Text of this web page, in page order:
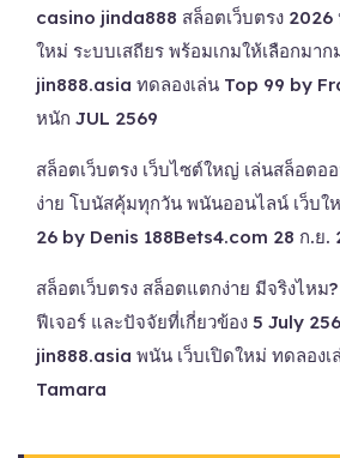
casino jinda888 สล็อตเว็บตรง 2026
ใหม่ ระบบเสถียร พร้อมเกมให้เลือกมา
jin888.asia ทดลองเล่น Top 99 by
หนัก JUL 2569
สล็อตเว็บตรง เว็บไซต์ใหญ่ เล่นสล็อตอ
ง่าย โบนัสคุ้มทุกวัน พนันออนไลน์ เว็บใ
26 by Denis 188Bets4.com 28 ก.ย.
สล็อตเว็บตรง สล็อตแตกง่าย มีจริงไหม?
ฟีเจอร์ และปัจจัยที่เกี่ยวข้อง 5 July
jin888.asia พนัน เว็บเปิดใหม่ ทดลอง
Tamara